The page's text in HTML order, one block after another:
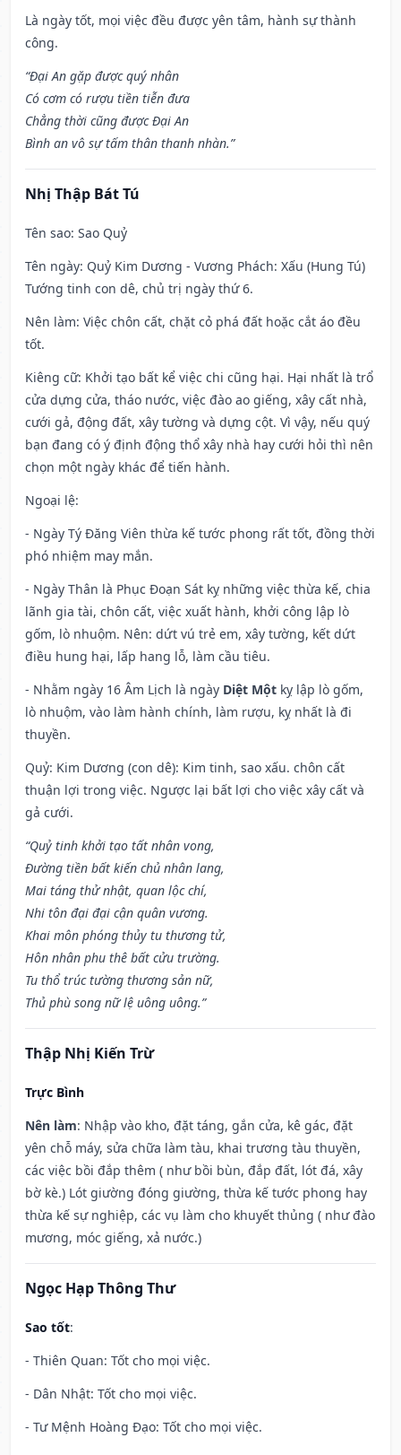
Là ngày tốt, mọi việc đều được yên tâm, hành sự thành
công.
“Đại An gặp được quý nhân
Có cơm có rượu tiền tiễn đưa
Chẳng thời cũng được Đại An
Bình an vô sự tấm thân thanh nhàn.”
Nhị Thập Bát Tú
Tên sao: Sao Quỷ
Tên ngày: Quỷ Kim Dương - Vương Phách: Xấu (Hung Tú)
Tướng tinh con dê, chủ trị ngày thứ 6.
Nên làm: Việc chôn cất, chặt cỏ phá đất hoặc cắt áo đều
tốt.
Kiêng cữ: Khởi tạo bất kể việc chi cũng hại. Hại nhất là trổ
cửa dựng cửa, tháo nước, việc đào ao giếng, xây cất nhà,
cưới gả, động đất, xây tường và dựng cột. Vì vậy, nếu quý
bạn đang có ý định động thổ xây nhà hay cưới hỏi thì nên
chọn một ngày khác để tiến hành.
Ngoại lệ:
- Ngày Tý Đăng Viên thừa kế tước phong rất tốt, đồng thời
phó nhiệm may mắn.
- Ngày Thân là Phục Đoạn Sát kỵ những việc thừa kế, chia
lãnh gia tài, chôn cất, việc xuất hành, khởi công lập lò
gốm, lò nhuộm. Nên: dứt vú trẻ em, xây tường, kết dứt
điều hung hại, lấp hang lỗ, làm cầu tiêu.
- Nhằm ngày 16 Âm Lịch là ngày Diệt Một kỵ lập lò gốm,
lò nhuộm, vào làm hành chính, làm rượu, kỵ nhất là đi
thuyền.
Quỷ: Kim Dương (con dê): Kim tinh, sao xấu. chôn cất
thuận lợi trong việc. Ngược lại bất lợi cho việc xây cất và
gả cưới.
“Quỷ tinh khởi tạo tất nhân vong,
Đường tiền bất kiến chủ nhân lang,
Mai táng thử nhật, quan lộc chí,
Nhi tôn đại đại cận quân vương.
Khai môn phóng thủy tu thương tử,
Hôn nhân phu thê bất cửu trường.
Tu thổ trúc tường thương sản nữ,
Thủ phù song nữ lệ uông uông.”
Thập Nhị Kiến Trừ
Trực Bình
Nên làm: Nhập vào kho, đặt táng, gắn cửa, kê gác, đặt
yên chỗ máy, sửa chữa làm tàu, khai trương tàu thuyền,
các việc bồi đắp thêm ( như bồi bùn, đắp đất, lót đá, xây
bờ kè.) Lót giường đóng giường, thừa kế tước phong hay
thừa kế sự nghiệp, các vụ làm cho khuyết thủng ( như đào
mương, móc giếng, xả nước.)
Ngọc Hạp Thông Thư
Sao tốt:
- Thiên Quan: Tốt cho mọi việc.
- Dân Nhật: Tốt cho mọi việc.
- Tư Mệnh Hoàng Đạo: Tốt cho mọi việc.